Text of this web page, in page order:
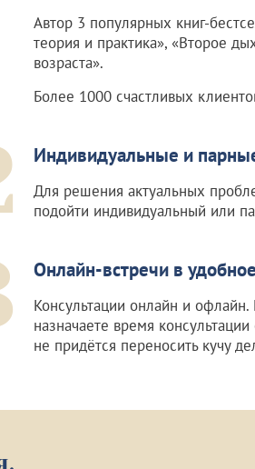
Автор 3 популярных книг-
теория и практика», «Второе
возраста».
Более 1000 счастливых
Индивидуальные и
Для решения актуальных
подойти индивидуальный или
Онлайн-встречи в
Консультации онлайн и
назначаете время
не придётся переносить кучу